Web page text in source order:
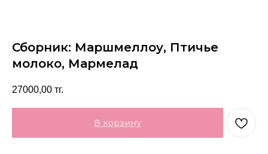
Сборник: Маршмеллоу, Птичье
молоко, Мармелад
27000,00 тг.
В корзину